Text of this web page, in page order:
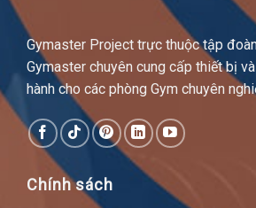
Gymaster Project trực thuộc tập
Gymaster chuyên cung cấp thiết bị
hành cho các phòng Gym chuyên
Chính sách